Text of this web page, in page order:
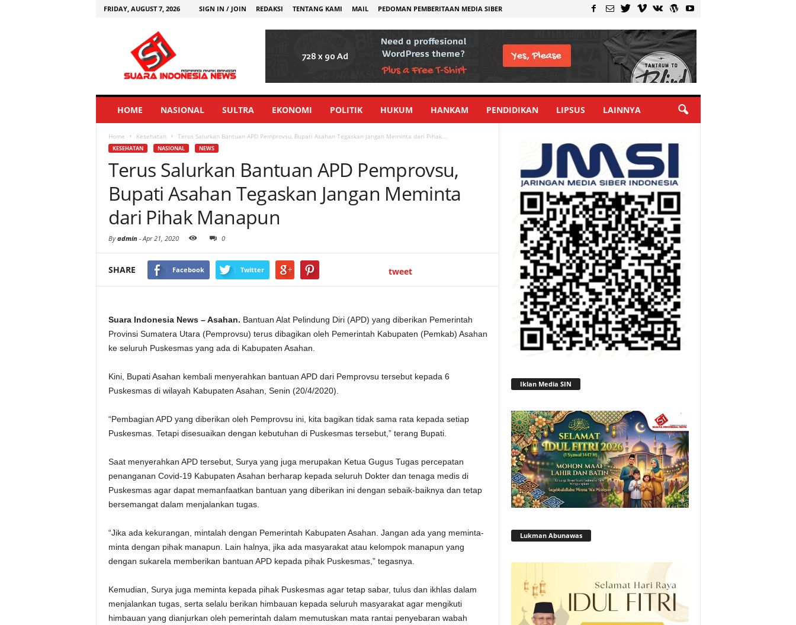
FRIDAY, AUGUST 7, 2026 SIGN IN / JOIN REDAKSI TENTANG KAMI MAIL PEDOMAN PEMBERITAAN MEDIA SIBER
HOME NASIONAL SULTRA EKONOMI POLITIK HUKUM HANKAM PENDIDIKAN LIPSUS LAINNYA
Home Kesehatan Terus Salurkan Bantuan APD Pemprovsu, Bupati Asahan Tegaskan Jangan Meminta dari Pihak...
KESEHATAN NASIONAL NEWS
Terus Salurkan Bantuan APD Pemprovsu,
Bupati Asahan Tegaskan Jangan Meminta
dari Pihak Manapun
Byadmin - Apr 21, 2020 0
SHARE Facebook Twitter tweet
Suara Indonesia News – Asahan. Bantuan Alat Pelindung Diri (APD) yang diberikan Pemerintah
Provinsi Sumatera Utara (Pemprovsu) terus dibagikan oleh Pemerintah Kabupaten (Pemkab) Asahan
ke seluruh Puskesmas yang ada di Kabupaten Asahan.
Kini, Bupati Asahan kembali menyerahkan bantuan APD dari Pemprovsu tersebut kepada 6
Puskesmas di wilayah Kabupaten Asahan, Senin (20/4/2020).
“Pembagian APD yang diberikan oleh Pemprovsu ini, kita bagikan tidak sama rata kepada setiap
Puskesmas. Tetapi disesuaikan dengan kebutuhan di Puskesmas tersebut,” terang Bupati.
Saat menyerahkan APD tersebut, Surya yang juga merupakan Ketua Gugus Tugas percepatan
penanganan Covid-19 Kabupaten Asahan berharap kepada seluruh Dokter dan tenaga medis di
Puskesmas agar dapat memanfaatkan bantuan yang diberikan ini dengan sebaik-baiknya dan tetap
bersemangat dalam menjalankan tugas.
“Jika ada kekurangan, mintalah dengan Pemerintah Kabupaten Asahan. Jangan ada yang meminta-
minta dengan pihak manapun. Lain halnya, jika ada masyarakat atau kelompok manapun yang
dengan sukarela memberikan bantuan APD kepada pihak Puskesmas,” tegasnya.
Kemudian, Surya juga meminta kepada pihak Puskesmas agar tetap sabar, tulus dan ikhlas dalam
menjalankan tugas, serta selalu berikan himbauan kepada seluruh masyarakat agar mengikuti
himbauan yang dianjurkan oleh pemerintah dalam memutuskan mata rantai penyebaran wabah
Iklan Media SIN
Lukman Abunawas